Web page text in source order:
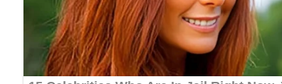
Und so wird es gemacht…
Die Zwiebeln und Äpfel schälen und in feine